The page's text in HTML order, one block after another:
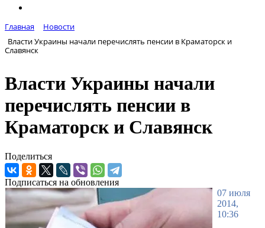
Главная
Новости
Власти Украины начали перечислять пенсии в Краматорск и
Славянск
Власти Украины начали
перечислять пенсии в
Краматорск и Славянск
Поделиться
Подписаться на обновления
07 июля
2014,
10:36